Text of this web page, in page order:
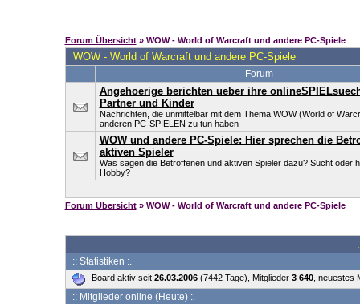
Forum Übersicht » WOW - World of Warcraft und andere PC-Spiele
WOW - World of Warcraft und andere PC-Spiele
Forum
Angehoerige berichten ueber ihre
Partner und Kinder
Nachrichten, die unmittelbar mit dem Thema WOW (World of
anderen PC-SPIELEN zu tun haben
WOW und andere PC-Spiele: Hier sprechen die
aktiven Spieler
Was sagen die Betroffenen und aktiven Spieler dazu? Sucht oder
Hobby?
Forum Übersicht » WOW - World of Warcraft und andere PC-Spiele
:: Statistiken :.
Board aktiv seit 26.03.2006(7442 Tage), Mitglieder 3 640, neuestes
:: Mitglieder online (Heute) :.